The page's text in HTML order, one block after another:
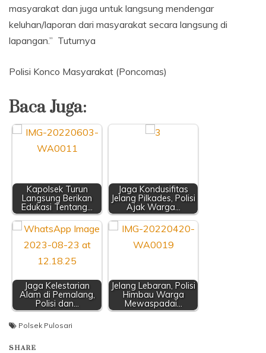
masyarakat dan juga untuk langsung mendengar
keluhan/laporan dari masyarakat secara langsung di
lapangan.” Tuturnya
Polisi Konco Masyarakat (Poncomas)
Baca Juga:
Kapolsek Turun
Langsung Berikan
Edukasi Tentang…
Jaga Kondusifitas
Jelang Pilkades, Polisi
Ajak Warga…
Jaga Kelestarian
Alam di Pemalang,
Polisi dan…
Jelang Lebaran, Polisi
Himbau Warga
Mewaspadai…
Polsek Pulosari
SHARE